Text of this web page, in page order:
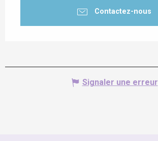
Contactez-nous
Signaler une erreur